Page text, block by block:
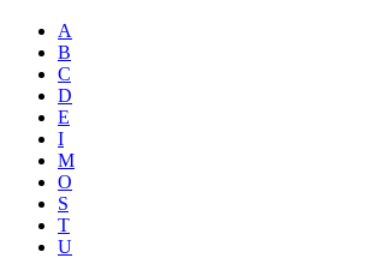
A
B
C
D
E
I
M
O
S
T
U